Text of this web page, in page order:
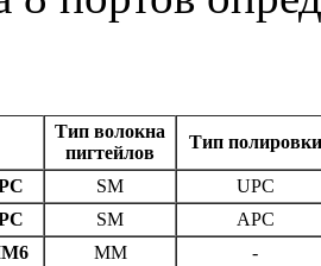
Тип волокна
пигтейлов
Тип полировки
SM
UPC
SM
APC
MM
-